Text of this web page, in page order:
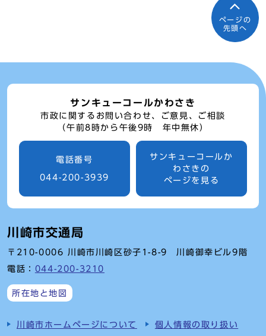
ページの
先頭へ
サンキューコールかわさき
市政に関するお問い合わせ、ご意見、ご相談
（午前8時から午後9時 年中無休）
電話番号
044-200-3939
サンキューコールか
わさきの
ページを見る
川崎市交通局
〒210-0006 川崎市川崎区砂子1-8-9 川崎御幸ビル9階
電話： 044-200-3210
所在地と地図
川崎市ホームページについて 個人情報の取り扱い